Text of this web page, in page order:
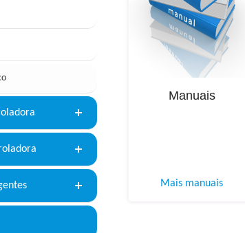
Manuais
Mais manuais